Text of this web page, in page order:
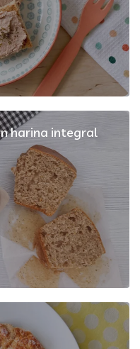
harina integral